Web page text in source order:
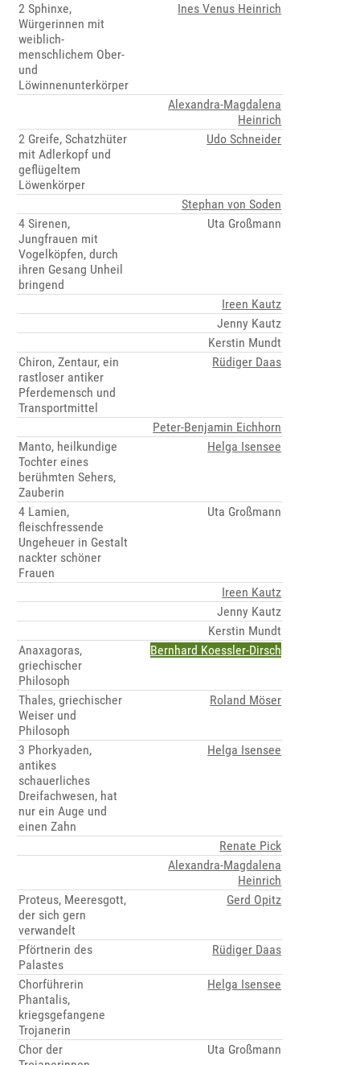
2 Sphinxe,
Würgerinnen mit
weiblich-
menschlichem Ober-
und
Löwinnenunterkörper
Ines Venus Heinrich
Alexandra-Magdalena
Heinrich
2 Greife, Schatzhüter
mit Adlerkopf und
geflügeltem
Löwenkörper
Udo Schneider
Stephan von Soden
4 Sirenen,
Jungfrauen mit
Vogelköpfen, durch
ihren Gesang Unheil
bringend
Uta Großmann
Ireen Kautz
Jenny Kautz
Kerstin Mundt
Chiron, Zentaur, ein
rastloser antiker
Pferdemensch und
Transportmittel
Rüdiger Daas
Peter-Benjamin Eichhorn
Manto, heilkundige
Tochter eines
berühmten Sehers,
Zauberin
Helga Isensee
4 Lamien,
fleischfressende
Ungeheuer in Gestalt
nackter schöner
Frauen
Uta Großmann
Ireen Kautz
Jenny Kautz
Kerstin Mundt
Anaxagoras,
griechischer
Philosoph
Bernhard Koessler-Dirsch
Thales, griechischer
Weiser und
Philosoph
Roland Möser
3 Phorkyaden,
antikes
schauerliches
Dreifachwesen, hat
nur ein Auge und
einen Zahn
Helga Isensee
Renate Pick
Alexandra-Magdalena
Heinrich
Proteus, Meeresgott,
der sich gern
verwandelt
Gerd Opitz
Pförtnerin des
Palastes
Rüdiger Daas
Chorführerin
Phantalis,
kriegsgefangene
Trojanerin
Helga Isensee
Chor der
Uta Großmann